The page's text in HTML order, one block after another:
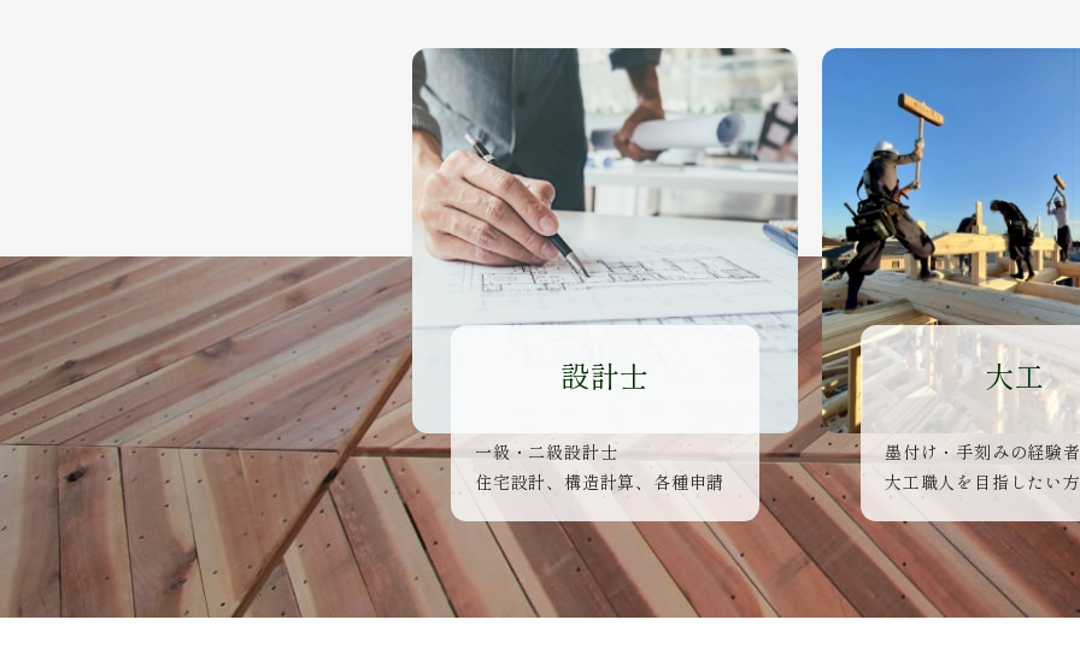
設計士
一級・二級設計士
住宅設計、構造計算、各種申請
大工
墨付け・手刻みの経験者
大工職人を目指したい方